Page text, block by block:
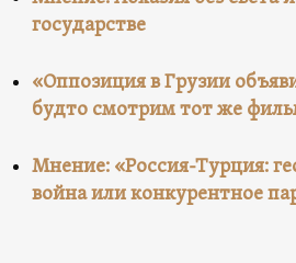
государстве
«Оппозиция в Грузии
будто смотрим тот же
Мнение: «Россия-Турция:
война или конкурентное